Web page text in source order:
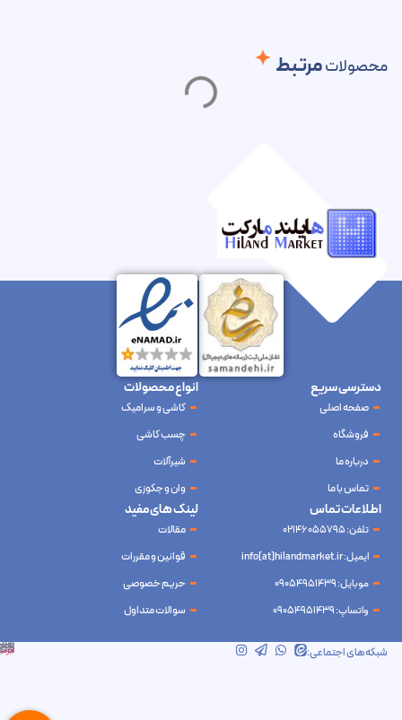
محصولاتمرتبط
شبکه‌های اجتماعی: شرکت آینده نوین سام آسیا – طراحی و سئو
ابرسرور
دسترسی سریع
صفحه اصلی
فروشگاه
درباره ما
تماس با ما
انواع محصولات
کاشی و سرامیک
چسب کاشی
شیرآلات
وان و جکوزی
لینک های مفید
مقالات
قوانین و مقررات
حریم خصوصی
سوالات متداول
اطلاعات تماس
تلفن: 02146055795
ایمیل: info[at]hilandmarket.ir
موبایل: 09054951439
واتساپ: 09054951439